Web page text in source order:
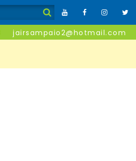
jairsampaio2@hotmail.com